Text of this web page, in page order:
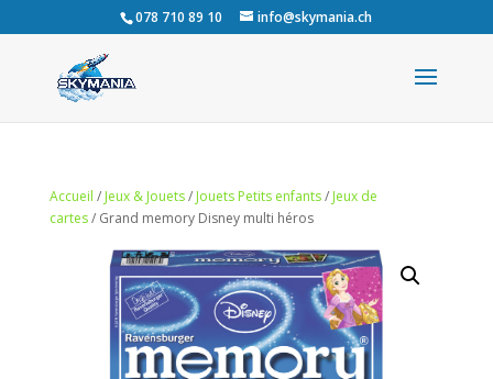
078 710 89 10 info@skymania.ch
Accueil / Jeux & Jouets/ Jouets Petits enfants/ Jeux de
cartes/ Grand memory Disney multi héros